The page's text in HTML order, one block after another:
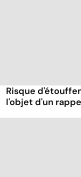
Risque
l'objet d'un